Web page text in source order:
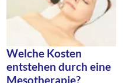
Welche Kosten
entstehen durch eine
Mesotherapie?